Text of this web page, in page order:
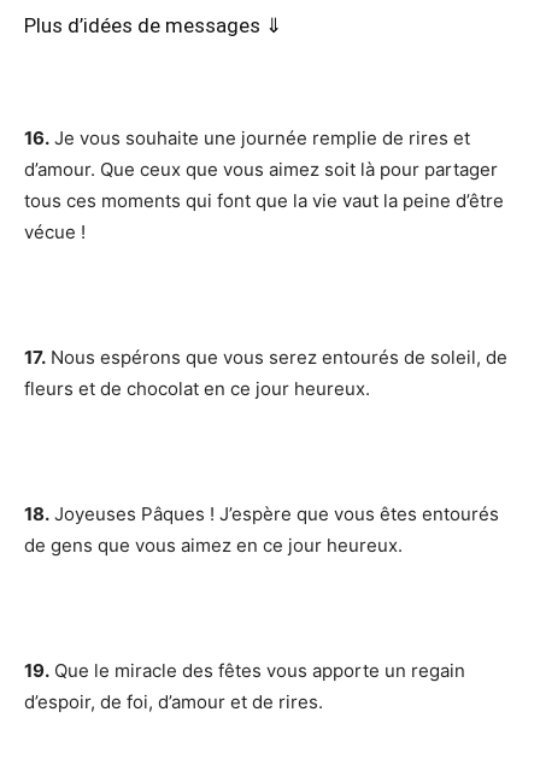
Plus d’idées de messages ⇓
16. Je vous souhaite une journée remplie de rires et
d’amour. Que ceux que vous aimez soit là pour partager
tous ces moments qui font que la vie vaut la peine d’être
vécue !
17. Nous espérons que vous serez entourés de soleil, de
fleurs et de chocolat en ce jour heureux.
18. Joyeuses Pâques ! J’espère que vous êtes entourés
de gens que vous aimez en ce jour heureux.
19. Que le miracle des fêtes vous apporte un regain
d’espoir, de foi, d’amour et de rires.